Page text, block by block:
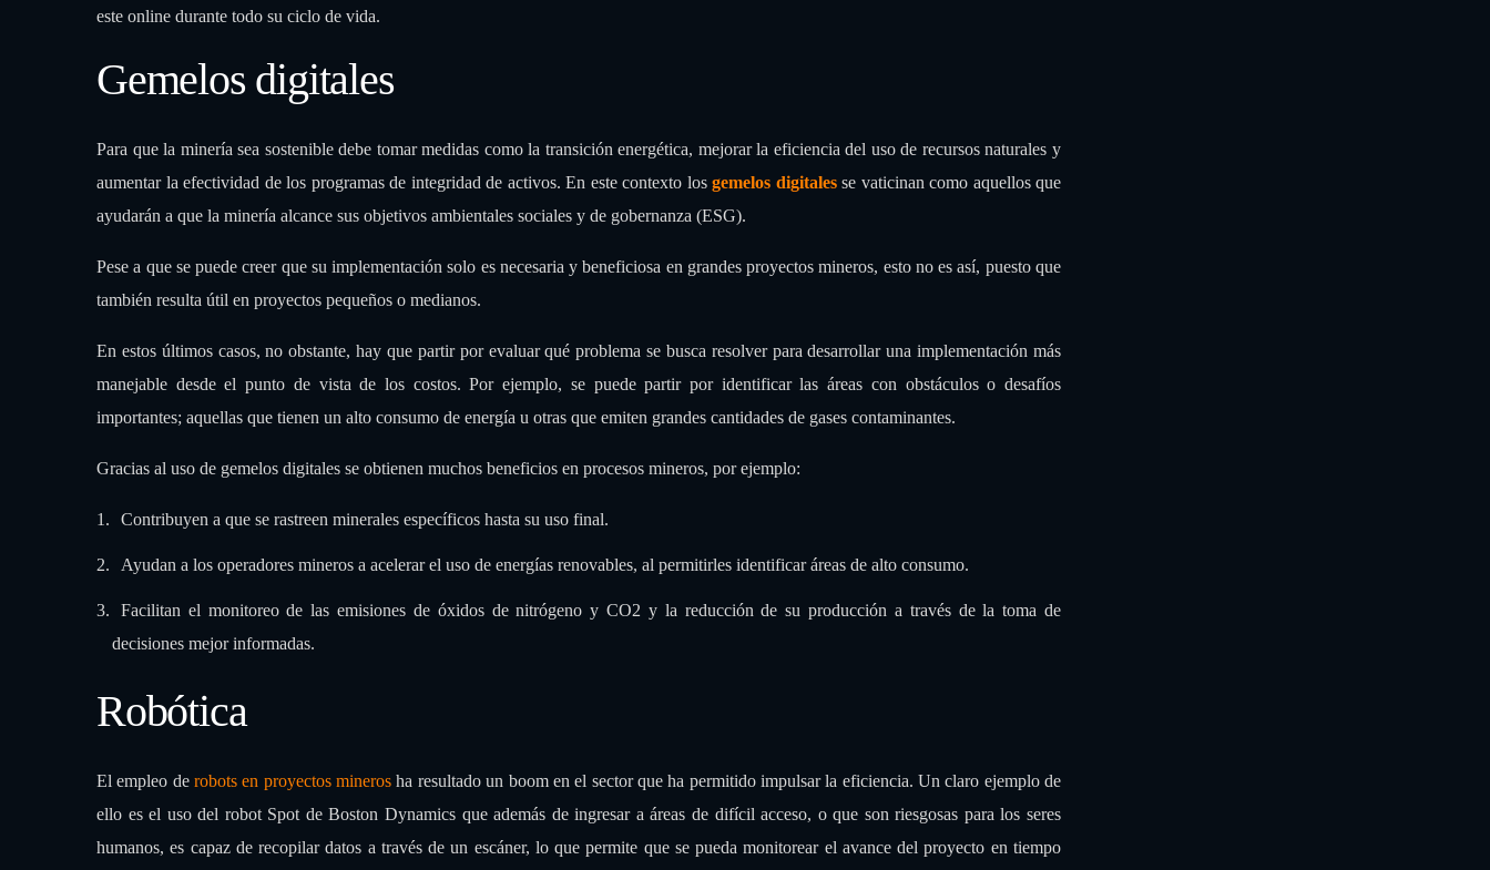
este online durante todo su ciclo de vida.
Gemelos digitales
Para que la minería sea sostenible debe tomar medidas como la transición energética, mejorar la eficiencia del uso de recursos naturales y
aumentar la efectividad de los programas de integridad de activos. En este contexto los gemelos digitalesse vaticinan como aquellos que
ayudarán a que la minería alcance sus objetivos ambientales sociales y de gobernanza (ESG).
Pese a que se puede creer que su implementación solo es necesaria y beneficiosa en grandes proyectos mineros, esto no es así, puesto que
también resulta útil en proyectos pequeños o medianos.
En estos últimos casos, no obstante, hay que partir por evaluar qué problema se busca resolver para desarrollar una implementación más
manejable desde el punto de vista de los costos. Por ejemplo, se puede partir por identificar las áreas con obstáculos o desafíos
importantes; aquellas que tienen un alto consumo de energía u otras que emiten grandes cantidades de gases contaminantes.
Gracias al uso de gemelos digitales se obtienen muchos beneficios en procesos mineros, por ejemplo:
Contribuyen a que se rastreen minerales específicos hasta su uso final.
Ayudan a los operadores mineros a acelerar el uso de energías renovables, al permitirles identificar áreas de alto consumo.
Facilitan el monitoreo de las emisiones de óxidos de nitrógeno y CO2 y la reducción de su producción a través de la toma de
decisiones mejor informadas.
Robótica
El empleo derobots en proyectos mineros ha resultado un boom en el sector que ha permitido impulsar la eficiencia. Un claro ejemplo de
ello es el uso del robot Spot de Boston Dynamics que además de ingresar a áreas de difícil acceso, o que son riesgosas para los seres
humanos, es capaz de recopilar datos a través de un escáner, lo que permite que se pueda monitorear el avance del proyecto en tiempo